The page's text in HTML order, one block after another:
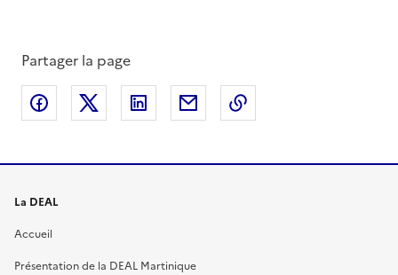
Partager la page
Partager sur Facebook
Partager sur XPartager sur LinkedIn
Partager par email
La DEAL
Accueil
Présentation de la DEAL Martinique